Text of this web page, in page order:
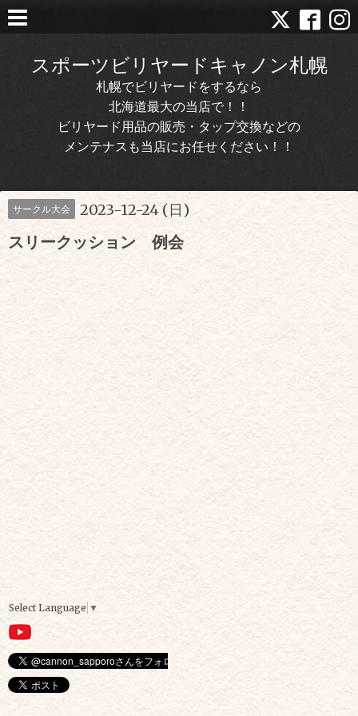
スポーツビリヤードキャノン札幌
札幌でビリヤードをするなら
北海道最大の当店で！！
ビリヤード用品の販売・タップ交換などの
メンテナスも当店にお任せください！！
サークル大会 2023-12-24 (日)
スリークッション 例会
Select Language ▼